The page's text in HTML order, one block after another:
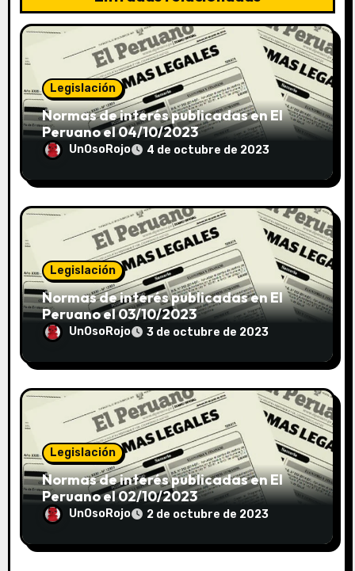
Legislación
Normas de interés publicadas en El
Peruano el 04/10/2023
UnOsoRojo 4 de octubre de 2023
Legislación
Normas de interés publicadas en El
Peruano el 03/10/2023
UnOsoRojo 3 de octubre de 2023
Legislación
Normas de interés publicadas en El
Peruano el 02/10/2023
UnOsoRojo 2 de octubre de 2023